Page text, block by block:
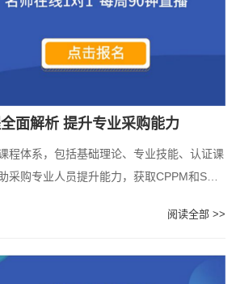
面解析 提升专业采购能力
程体系，包括基础理论、专业技能、认证课
采购专业人员提升能力，获取CPPM和SCM
阅读全部 >>